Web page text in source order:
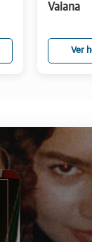
Vaiana
Ver